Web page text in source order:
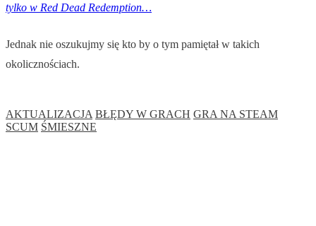
tylko w Red Dead Redemption…
Jednak nie oszukujmy się kto by o tym pamiętał w takich
okolicznościach.
AKTUALIZACJA BŁĘDY W GRACH GRA NA STEAM
SCUM ŚMIESZNE